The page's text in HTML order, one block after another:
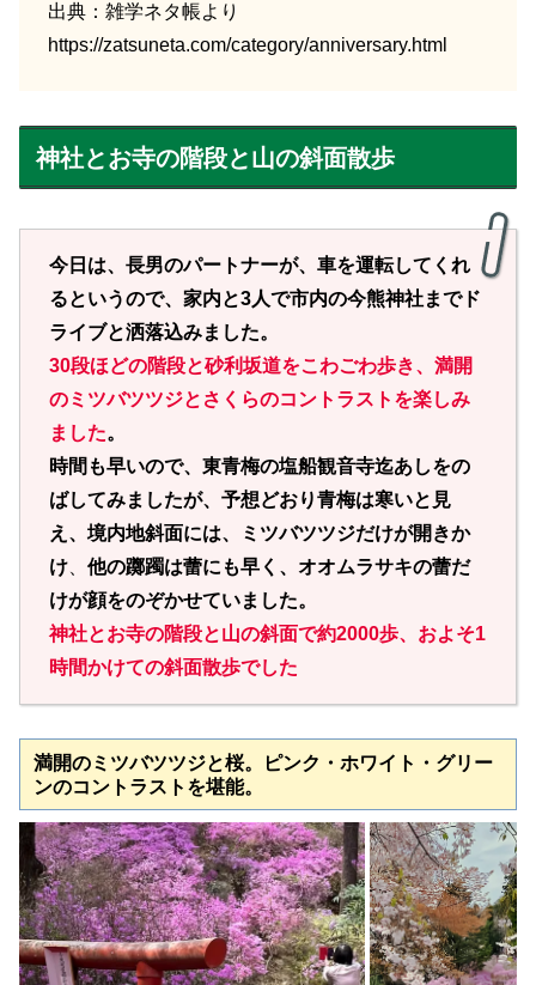
出典：雑学ネタ帳より
https://zatsuneta.com/category/anniversary.html
神社とお寺の階段と山の斜面散歩
今日は、長男のパートナーが、車を運転してくれ
るというので、家内と3人で市内の今熊神社までド
ライブと洒落込みました。
30段ほどの階段と砂利坂道をこわごわ歩き、満開
のミツバツツジとさくらのコントラストを楽しみ
ました。
時間も早いので、東青梅の塩船観音寺迄あしをの
ばしてみましたが、予想どおり青梅は寒いと見
え、境内地斜面には、ミツバツツジだけが開きか
け
他の躑躅は蕾にも早く、オオムラサキの蕾だ
けが顔をのぞかせていました。
神社とお寺の階段と山の斜面で約2000歩、およそ1
時間かけての斜面散歩でした
満開のミツバツツジと桜。ピンク・ホワイト・グリー
ンのコントラストを堪能。